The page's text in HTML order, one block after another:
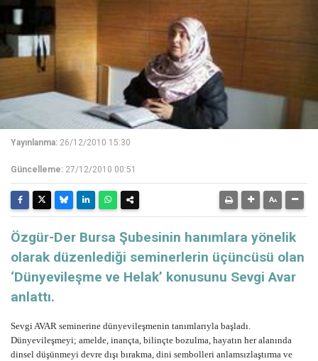
Yayınlanma: 26/12/2010 15:30
Güncelleme: 27/12/2010 00:51
Özgür-Der Bursa Şubesinin hanımlara yönelik
olarak düzenlediği seminerlerin üçüncüsü olan
‘Dünyevileşme ve Helak’ konusunu Sevgi Avar
anlattı.
Sevgi AVAR seminerine dünyevileşmenin tanımlarıyla başladı.
Dünyevileşmeyi; amelde, inançta, bilinçte bozulma, hayatın her alanında
dinsel düşünmeyi devre dışı bırakma, dini sembolleri anlamsızlaştırma ve